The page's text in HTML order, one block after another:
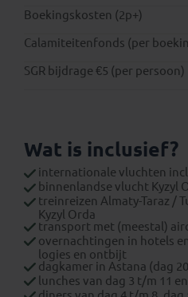
Boekingskosten (2p+)
Calamiteitenfonds (per
SGR bijdrage €5 (per persoon)
Wat is inclusief?
internationale vluchten
binnenlandse vlucht Kyzyl
treinreizen Almaty-Taraz /
Kyzyl Orda
transport met (meestal)
overnachtingen in hotels
logies en ontbijt
dagkamer in Astana (dag
lunches van dag 3 t/m 11